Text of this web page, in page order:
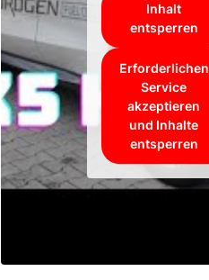
Inhalt
entsperren
Erforderlichen
Service
akzeptieren
und Inhalte
entsperren